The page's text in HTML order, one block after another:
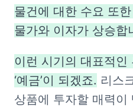
물건에 대한 수요 또
물가와 이자가 상승합
이런 시기의 대표적인
‘예금’이 되겠죠. 리스
상품에 투자할 매력이